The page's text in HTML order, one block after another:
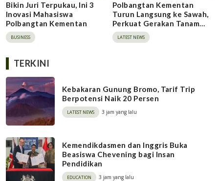
Bikin Juri Terpukau, Ini 3
Inovasi Mahasiswa
Polbangtan Kementan
BUSINESS
Polbangtan Kementan
Turun Langsung ke Sawah,
Perkuat Gerakan Tanam
Serempak Demi
Swasembada Pangan
LATEST NEWS
TERKINI
Kebakaran Gunung Bromo, Tarif Trip
Berpotensi Naik 20 Persen
LATEST NEWS 3 jam yang lalu
Kemendikdasmen dan Inggris Buka
Beasiswa Chevening bagi Insan
Pendidikan
EDUCATION 3 jam yang lalu